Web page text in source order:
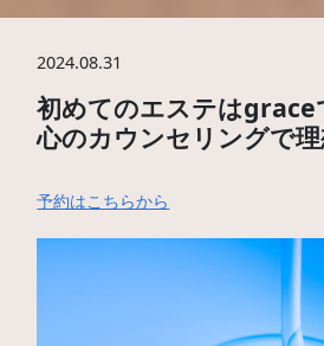
2024.08.31
初めてのエステはgrace
心のカウンセリングで
予約はこちらから